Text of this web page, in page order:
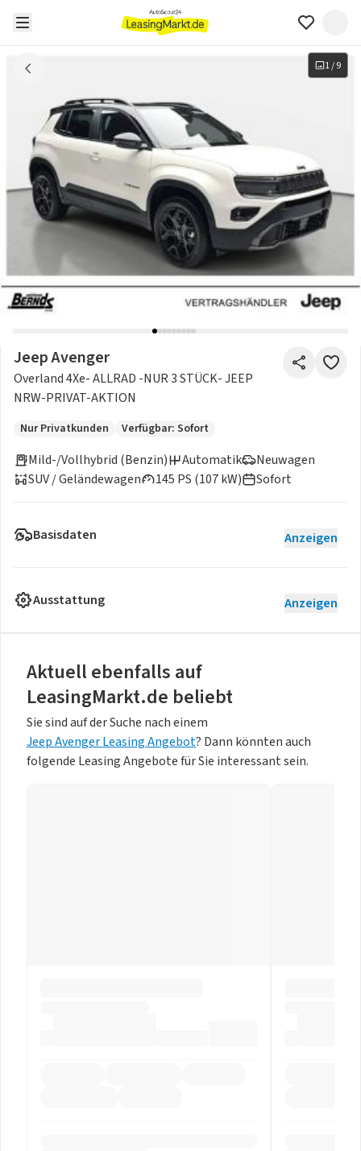
1/9
Jeep Avenger
Overland 4Xe- ALLRAD -NUR 3 STÜCK- JEEP
NRW-PRIVAT-AKTION
Nur Privatkunden Verfügbar: Sofort
Mild-/Vollhybrid (Benzin)
Neuwagen
145 PS (107 kW)
Automatik
SUV / Geländewagen
Sofort
Basisdaten Anzeigen
Ausstattung Anzeigen
Aktuell ebenfalls auf
LeasingMarkt.de beliebt
Sie sind auf der Suche nach einem
Jeep Avenger Leasing Angebot? Dann könnten auch
folgende Leasing Angebote für Sie interessant sein.